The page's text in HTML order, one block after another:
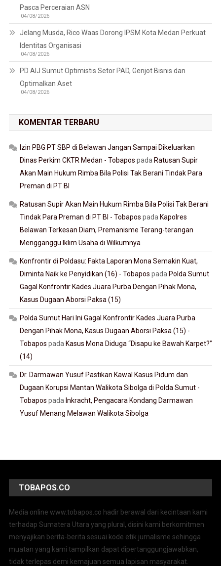
Pasca Perceraian ASN
04/08/2026
Jelang Musda, Rico Waas Dorong IPSM Kota Medan Perkuat
Identitas Organisasi
04/08/2026
PD AIJ Sumut Optimistis Setor PAD, Genjot Bisnis dan
Optimalkan Aset
04/08/2026
KOMENTAR TERBARU
Izin PBG PT SBP di Belawan Jangan Sampai Dikeluarkan
Dinas Perkim CKTR Medan - Tobapos pada Ratusan Supir
Akan Main Hukum Rimba Bila Polisi Tak Berani Tindak Para
Preman di PT BI
Ratusan Supir Akan Main Hukum Rimba Bila Polisi Tak Berani
Tindak Para Preman di PT BI - Tobapos pada Kapolres
Belawan Terkesan Diam, Premanisme Terang-terangan
Mengganggu Iklim Usaha di Wilkumnya
Konfrontir di Poldasu: Fakta Laporan Mona Semakin Kuat,
Diminta Naik ke Penyidikan (16) - Tobapos pada Polda Sumut
Gagal Konfrontir Kades Juara Purba Dengan Pihak Mona,
Kasus Dugaan Aborsi Paksa (15)
Polda Sumut Hari Ini Gagal Konfrontir Kades Juara Purba
Dengan Pihak Mona, Kasus Dugaan Aborsi Paksa (15) -
Tobapos pada Kasus Mona Diduga “Disapu ke Bawah Karpet?”
(14)
Dr. Darmawan Yusuf Pastikan Kawal Kasus Pidum dan
Dugaan Korupsi Mantan Walikota Sibolga di Polda Sumut -
Tobapos pada Inkracht, Pengacara Kondang Darmawan
Yusuf Menang Melawan Walikota Sibolga
TOBAPOS.CO
Media online www.tobapos.co hadir berawal dari kecintaan kami
terhadap Sumatera Utara yang plural, disini kami berkomitmen
menyajikan berita-berita sesuai kode etik jurnalisme sehingga
muatan yang kami tampilkan dapat dipertanggungjawabkan,
tidak terlepas demi kemajuan semua lapisan masyarakat.